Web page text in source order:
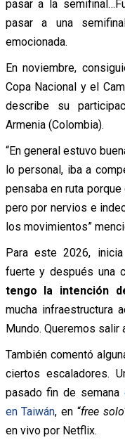
pasar a la
pasar a una
emocionada.
En noviembre,
Copa Nacional y el
describe su
Armenia (Colombia).
“En general estuvo
lo personal, iba a
pensaba en ruta
pero por nervios e
los movimientos”
Para este 2026,
fuerte y después una
tengo la intención
mucha infraestructura
Mundo. Queremos salir
También comentó
ciertos escaladores.
pasado fin de semana
en Taiwán, en “free solo
en vivo por Netflix.